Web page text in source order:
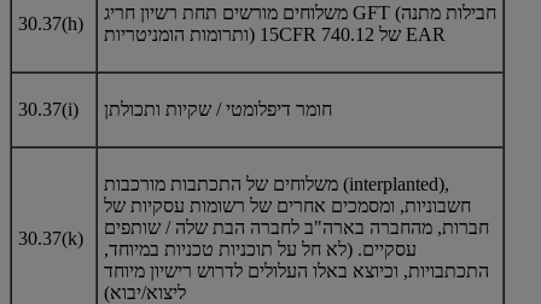
30.37(h)
משלוחים מורשים תחת רשיון חריג GFT (חבילות מתנה
ותרומות הומניטריות) 15CFR 740.12 של EAR
30.37(i) חומר דיפלומטי / שקיות ותכולתן
30.37(k)
משלוחים של התכתבות מורכבות (interplanted),
חשבוניות, ומסמכים אחרים של רשומות עסקיות של
חברות, מהחברה בארה"ב לחברה הבת שלה / שותפים
עסקיים. (לא חל על תוכניות טכניות במיוחד,
התכתבויות, וכיוצא באלו העלולים לדרוש רישיון מיוחד
ליצוא/יבוא)